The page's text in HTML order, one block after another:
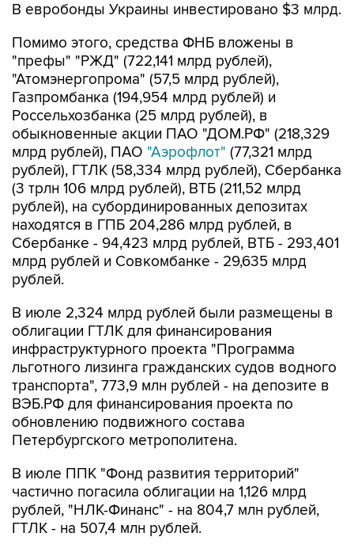
В евробонды Украины инвестировано $3 млрд.
Помимо этого, средства ФНБ вложены в
"префы" "РЖД" (722,141 млрд рублей),
"Атомэнергопрома" (57,5 млрд рублей),
Газпромбанка (194,954 млрд рублей) и
Россельхозбанка (25 млрд рублей), в
обыкновенные акции ПАО "ДОМ.РФ" (218,329
млрд рублей), ПАО "Аэрофлот" (77,321 млрд
рублей), ГТЛК (58,334 млрд рублей), Сбербанка
(3 трлн 106 млрд рублей), ВТБ (211,52 млрд
рублей), на субординированных депозитах
находятся в ГПБ 204,286 млрд рублей, в
Сбербанке - 94,423 млрд рублей, ВТБ - 293,401
млрд рублей и Совкомбанке - 29,635 млрд
рублей.
В июле 2,324 млрд рублей были размещены в
облигации ГТЛК для финансирования
инфраструктурного проекта "Программа
льготного лизинга гражданских судов водного
транспорта", 773,9 млн рублей - на депозите в
ВЭБ.РФ для финансирования проекта по
обновлению подвижного состава
Петербургского метрополитена.
В июле ППК "Фонд развития территорий"
частично погасила облигации на 1,126 млрд
рублей, "НЛК-Финанс" - на 804,7 млн рублей,
ГТЛК - на 507,4 млн рублей.